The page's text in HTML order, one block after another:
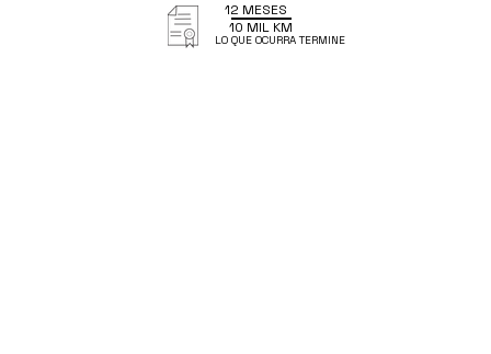
12 MESES
10 MIL KM
LO QUE OCURRA TERMINE